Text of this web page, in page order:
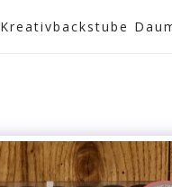
Kreativbackstube